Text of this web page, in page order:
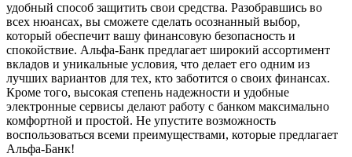
удобный способ защитить свои средства. Разобравшись во
всех нюансах, вы сможете сделать осознанный выбор,
который обеспечит вашу финансовую безопасность и
спокойствие. Альфа-Банк предлагает широкий ассортимент
вкладов и уникальные условия, что делает его одним из
лучших вариантов для тех, кто заботится о своих финансах.
Кроме того, высокая степень надежности и удобные
электронные сервисы делают работу с банком максимально
комфортной и простой. Не упустите возможность
воспользоваться всеми преимуществами, которые предлагает
Альфа-Банк!